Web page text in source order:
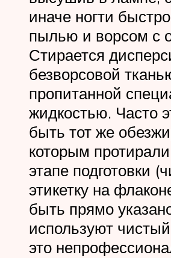
иначе ногти
пылью и ворсом с
Стирается
безворсовой
пропитанной
жидкостью. Часто
быть тот же
которым
этапе подготовки
этикетку на
быть прямо
используют
это